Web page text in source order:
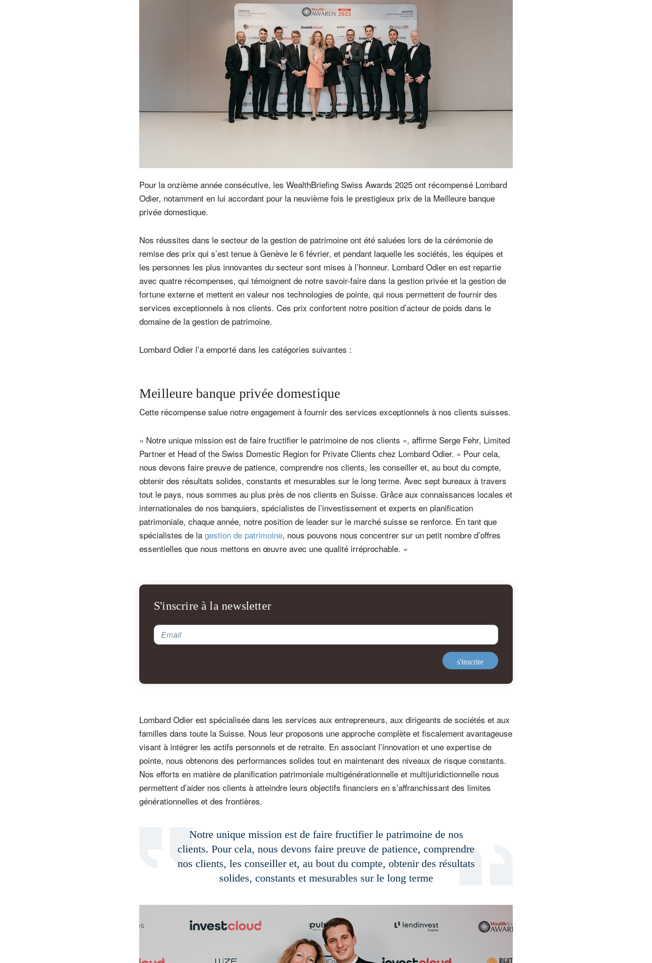
Pour la onzième année consécutive, les WealthBriefing Swiss Awards 2025 ont récompensé Lombard
Odier, notamment en lui accordant pour la neuvième fois le prestigieux prix de la Meilleure banque
privée domestique.
Nos réussites dans le secteur de la gestion de patrimoine ont été saluées lors de la cérémonie de
remise des prix qui s’est tenue à Genève le 6 février, et pendant laquelle les sociétés, les équipes et
les personnes les plus innovantes du secteur sont mises à l’honneur. Lombard Odier en est repartie
avec quatre récompenses, qui témoignent de notre savoir-faire dans la gestion privée et la gestion de
fortune externe et mettent en valeur nos technologies de pointe, qui nous permettent de fournir des
services exceptionnels à nos clients. Ces prix confortent notre position d’acteur de poids dans le
domaine de la gestion de patrimoine.
Lombard Odier l’a emporté dans les catégories suivantes :
Meilleure banque privée domestique
Cette récompense salue notre engagement à fournir des services exceptionnels à nos clients suisses.
« Notre unique mission est de faire fructifier le patrimoine de nos clients », affirme Serge Fehr, Limited
Partner et Head of the Swiss Domestic Region for Private Clients chez Lombard Odier. « Pour cela,
nous devons faire preuve de patience, comprendre nos clients, les conseiller et, au bout du compte,
obtenir des résultats solides, constants et mesurables sur le long terme. Avec sept bureaux à travers
tout le pays, nous sommes au plus près de nos clients en Suisse. Grâce aux connaissances locales et
internationales de nos banquiers, spécialistes de l’investissement et experts en planification
patrimoniale, chaque année, notre position de leader sur le marché suisse se renforce. En tant que
spécialistes de la gestion de patrimoine, nous pouvons nous concentrer sur un petit nombre d’offres
essentielles que nous mettons en œuvre avec une qualité irréprochable. »
S'inscrire à la newsletter
Email
s'inscrire
Lombard Odier est spécialisée dans les services aux entrepreneurs, aux dirigeants de sociétés et aux
familles dans toute la Suisse. Nous leur proposons une approche complète et fiscalement avantageuse
visant à intégrer les actifs personnels et de retraite. En associant l’innovation et une expertise de
pointe, nous obtenons des performances solides tout en maintenant des niveaux de risque constants.
Nos efforts en matière de planification patrimoniale multigénérationnelle et multijuridictionnelle nous
permettent d’aider nos clients à atteindre leurs objectifs financiers en s’affranchissant des limites
générationnelles et des frontières.
Notre unique mission est de faire fructifier le patrimoine de nos
clients. Pour cela, nous devons faire preuve de patience, comprendre
nos clients, les conseiller et, au bout du compte, obtenir des résultats
solides, constants et mesurables sur le long terme